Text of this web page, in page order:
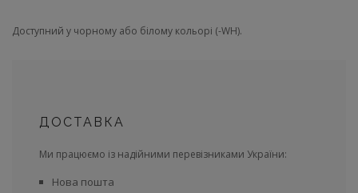
Доступний у чорному або білому кольорі (-WH).
ДОСТАВКА
Ми працюємо із надійними перевізниками України:
Нова пошта